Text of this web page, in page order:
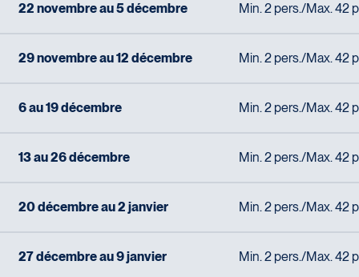
22 novembre au 5 décembre Min. 2 pers./Max. 42
29 novembre au 12 décembre Min. 2 pers./Max. 42
6 au 19 décembre Min. 2 pers./Max. 42
13 au 26 décembre Min. 2 pers./Max. 42
20 décembre au 2 janvier Min. 2 pers./Max. 42
27 décembre au 9 janvier Min. 2 pers./Max. 42